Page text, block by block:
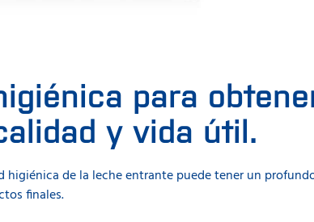
para
y vida útil.
de la leche entrante puede tener un
finales.